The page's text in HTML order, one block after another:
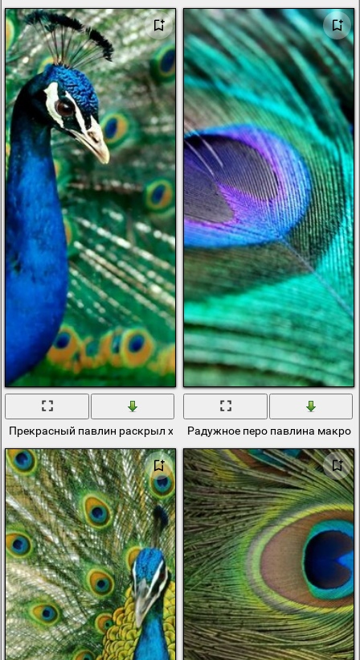
Прекрасный павлин раскрыл хвостРадужное перо павлина